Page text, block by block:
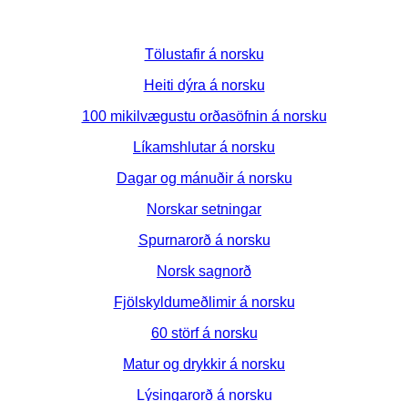
Tölustafir á norsku
Heiti dýra á norsku
100 mikilvægustu orðasöfnin á norsku
Líkamshlutar á norsku
Dagar og mánuðir á norsku
Norskar setningar
Spurnarorð á norsku
Norsk sagnorð
Fjölskyldumeðlimir á norsku
60 störf á norsku
Matur og drykkir á norsku
Lýsingarorð á norsku